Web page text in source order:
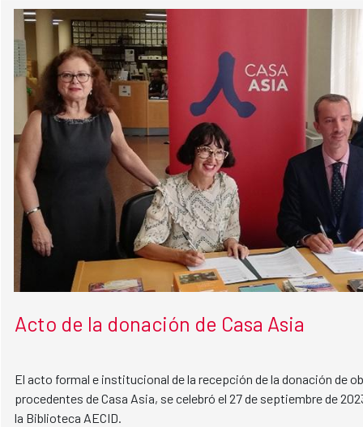
Acto de la donación de Casa Asia
El acto formal e institucional de la recepción de la donación de
procedentes de Casa Asia, se celebró el 27 de septiembre de
la Biblioteca AECID.